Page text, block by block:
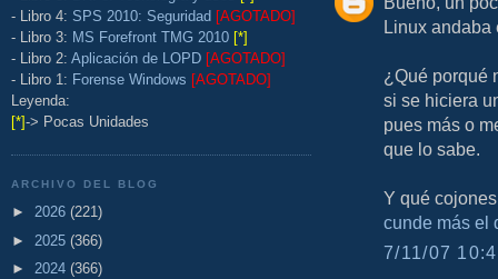
- Libro 4: SPS 2010: Seguridad [AGOTADO]
- Libro 3: MS Forefront TMG 2010 [*]
- Libro 2: Aplicación de LOPD [AGOTADO]
- Libro 1: Forense Windows [AGOTADO]
Leyenda:
[*]-> Pocas Unidades
ARCHIVO DEL BLOG
► 2026 (221)
► 2025 (366)
► 2024 (366)
Linux andaba
¿Qué porqué
si se hiciera
pues más o
que lo sabe.
Y qué
cunde más el
7/11/07